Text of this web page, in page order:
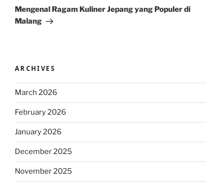
Post
Mengenal Ragam Kuliner Jepang yang Populer di
Malang
ARCHIVES
March 2026
February 2026
January 2026
December 2025
November 2025